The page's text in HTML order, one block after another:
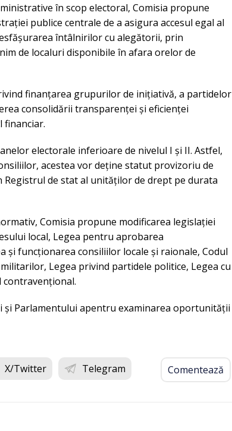
în scop electoral, Comisia propune
publice centrale de a asigura accesul egal al
întâlnirilor cu alegătorii, prin
de localuri disponibile în afara orelor de
finanțarea grupurilor de inițiativă, a partidelor
consolidării transparenței și eficienței
financiar.
electorale inferioare de nivelul I și II. Astfel,
acestea vor deține statut provizoriu de
de stat al unităților de drept pe durata
Comisia propune modificarea legislației
local, Legea pentru aprobarea
și funcționarea consiliilor locale și raionale, Codul
Legea privind partidele politice, Legea cu
contravențional.
și Parlamentului apentru examinarea oportunității
X/Twitter Telegram Comentează